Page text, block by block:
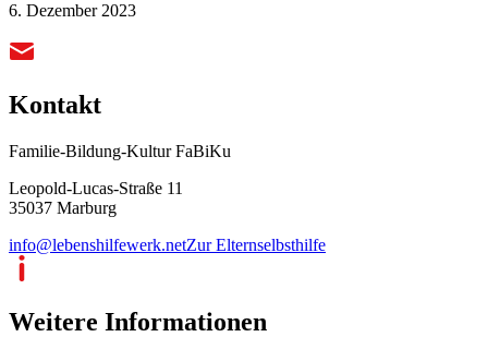
6. Dezember 2023
Kontakt
Familie-Bildung-Kultur FaBiKu
Leopold-Lucas-Straße 11
35037 Marburg
info@lebenshilfewerk.netZur Elternselbsthilfe
Weitere Informationen